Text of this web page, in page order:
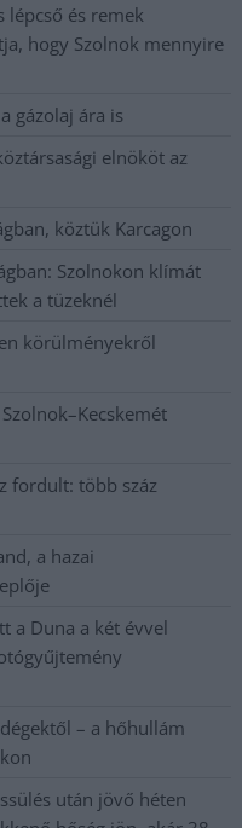
lépcső és remek
hogy Szolnok mennyire
gázolaj ára is
elnököt az
köztük Karcagon
Szolnokon klímát
a tüzeknél
körülményekről
fordult: több száz
a hazai
a Duna a két évvel
– a hőhullám
után jövő héten